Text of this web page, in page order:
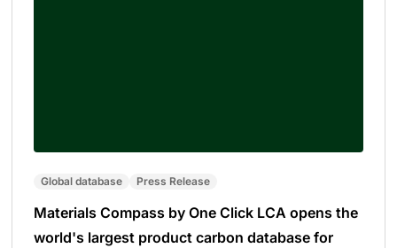
Global database Press Release
Materials Compass by One Click LCA opens the
world's largest product carbon database for